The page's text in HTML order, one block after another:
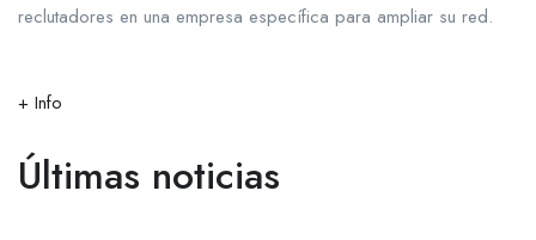
reclutadores en una empresa específica para ampliar su red.
+ Info
Últimas noticias